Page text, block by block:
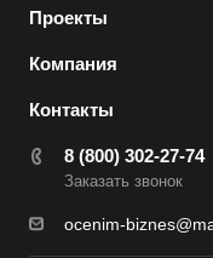
Проекты
Компания
Контакты
8 (800) 302-27-74
Заказать звонок
ocenim-
Вязьма
Вятские Поляны
Гай
Гатчина
Геленджик